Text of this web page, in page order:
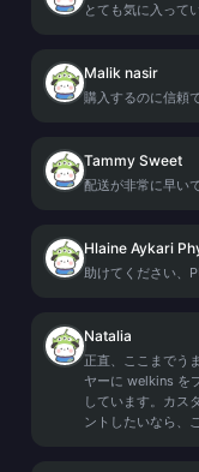
とても気に入って
Malik nasir
購入するのに信頼
Tammy Sweet
配送が非常に早い
Hlaine Aykari
助けてください、
Natalia
正直、ここまでう
ヤーに welkins を
しています。カス
ントしたいなら、